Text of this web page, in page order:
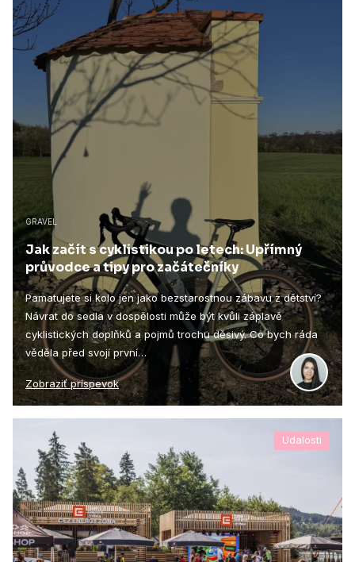
GRAVEL
Jak začít s cyklistikou po letech: Upřímný
průvodce a tipy pro začátečníky
Pamatujete si kolo jen jako bezstarostnou zábavu z dětství?
Návrat do sedla v dospělosti může být kvůli záplavě
cyklistických doplňků a pojmů trochu děsivý. Co bych ráda
věděla před svojí první…
Zobraziť príspevok
Udalosti